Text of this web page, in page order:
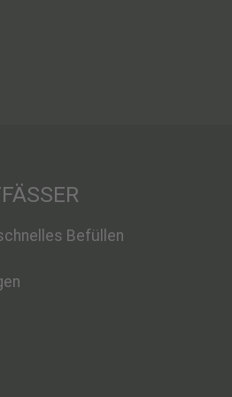
Befüllen